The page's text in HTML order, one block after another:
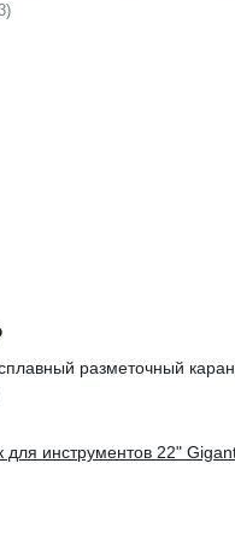
разметочный